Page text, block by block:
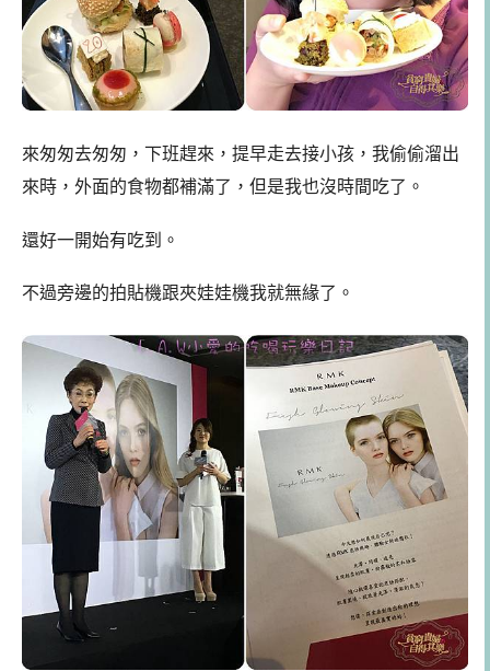
來匆匆去匆匆，下班趕來，提早走去接小孩，我偷偷溜出
來時，外面的食物都補滿了，但是我也沒時間吃了。
還好一開始有吃到。
不過旁邊的拍貼機跟夾娃娃機我就無緣了。